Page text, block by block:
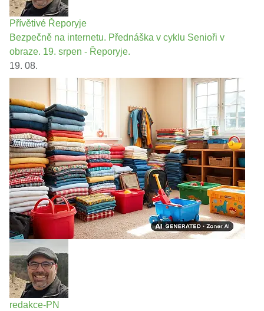
Přívětivé Řeporyje
Bezpečně na internetu. Přednáška v cyklu Senioři v
obraze. 19. srpen - Řeporyje.
19. 08.
redakce-PN